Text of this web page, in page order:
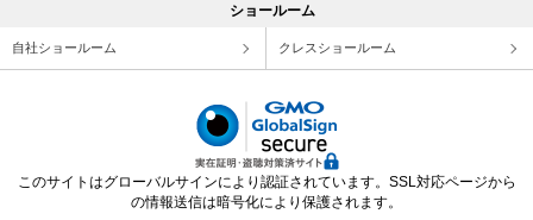
ショールーム
自社ショールーム クレスショールーム
このサイトはグローバルサインにより認証されています。SSL対応ページから
の情報送信は暗号化により保護されます。